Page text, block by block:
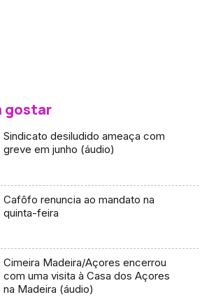
gostar
Sindicato desiludido ameaça com
greve em junho (áudio)
Cafôfo renuncia ao mandato na
quinta-feira
Cimeira Madeira/Açores encerrou
com uma visita à Casa dos Açores
na Madeira (áudio)